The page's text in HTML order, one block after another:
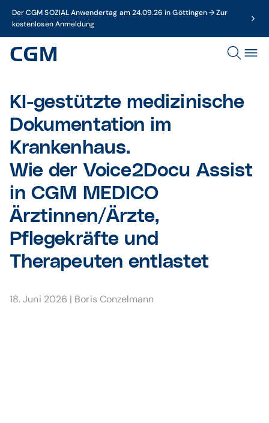
Der CGM SOZIAL Anwendertag am 24.09.26 in Göttingen → Zur
kostenlosen Anmeldung
KI-gestützte medizinische
Dokumentation im
Krankenhaus.
Wie der Voice2Docu Assist
in CGM MEDICO
Ärztinnen/Ärzte,
Pflegekräfte und
Therapeuten entlastet
18. Juni 2026 | Boris Conzelmann